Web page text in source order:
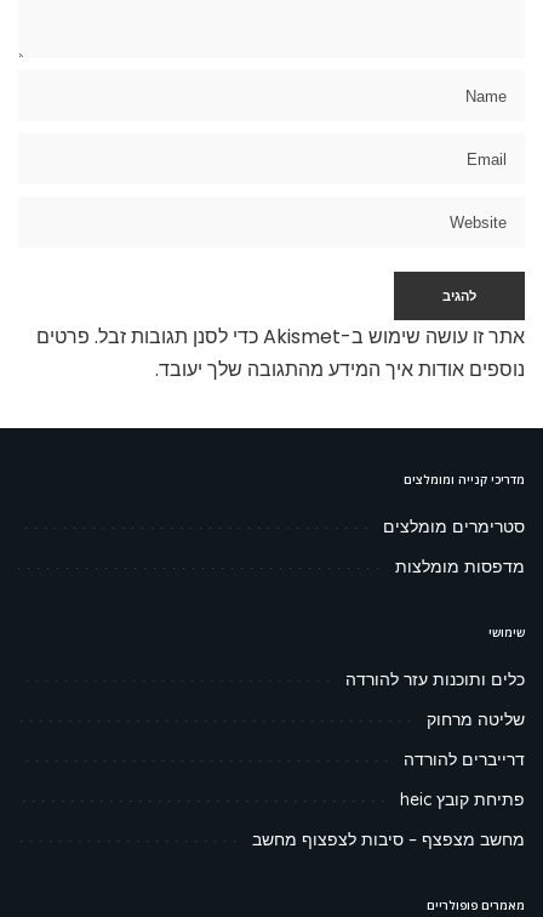
אתר זו עושה שימוש ב-Akismet כדי לסנן תגובות זבל.
פרטים
נוספים אודות איך המידע מהתגובה שלך יעובד.
מדריכי קנייה ומומלצים
סטרימרים מומלצים
מדפסות מומלצות
שימושי
כלים ותוכנות עזר להורדה
שליטה מרחוק
דרייברים להורדה
פתיחת קובץ heic
מחשב מצפצף – סיבות לצפצוף מחשב
מאמרים פופולריים